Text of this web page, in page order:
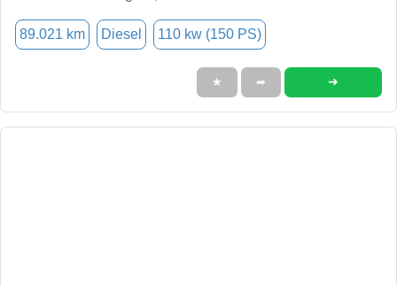
89.021 km Diesel 110 kw (150 PS)
★ ➦ ➜